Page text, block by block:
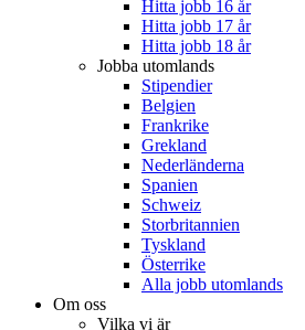
Hitta jobb 16 år
Hitta jobb 17 år
Hitta jobb 18 år
Jobba utomlands
Stipendier
Belgien
Frankrike
Grekland
Nederländerna
Spanien
Schweiz
Storbritannien
Tyskland
Österrike
Alla jobb utomlands
Om oss
Vilka vi är